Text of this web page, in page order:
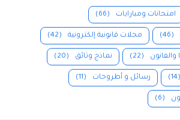
امتحانات ومبارايات (66)
(46) مجلات قانونية إلكترونية (42)
والقانون (22) نماذج وثائق (20)
(14) رسائل و أطروحات (11)
(6)